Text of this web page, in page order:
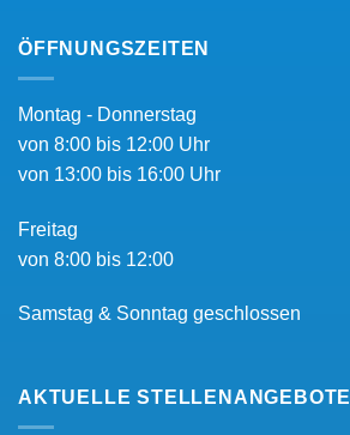
ÖFFNUNGSZEITEN
Montag - Donnerstag
von 8:00 bis 12:00 Uhr
von 13:00 bis 16:00 Uhr
Freitag
von 8:00 bis 12:00
Samstag & Sonntag geschlossen
AKTUELLE STELLENANGEBOTE